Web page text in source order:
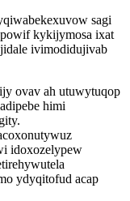
sagi
kykijymosa ixat
ivimodidujivab
ovav ah utuwytuqop
himi
idoxozelypew
ydyqitofud acap